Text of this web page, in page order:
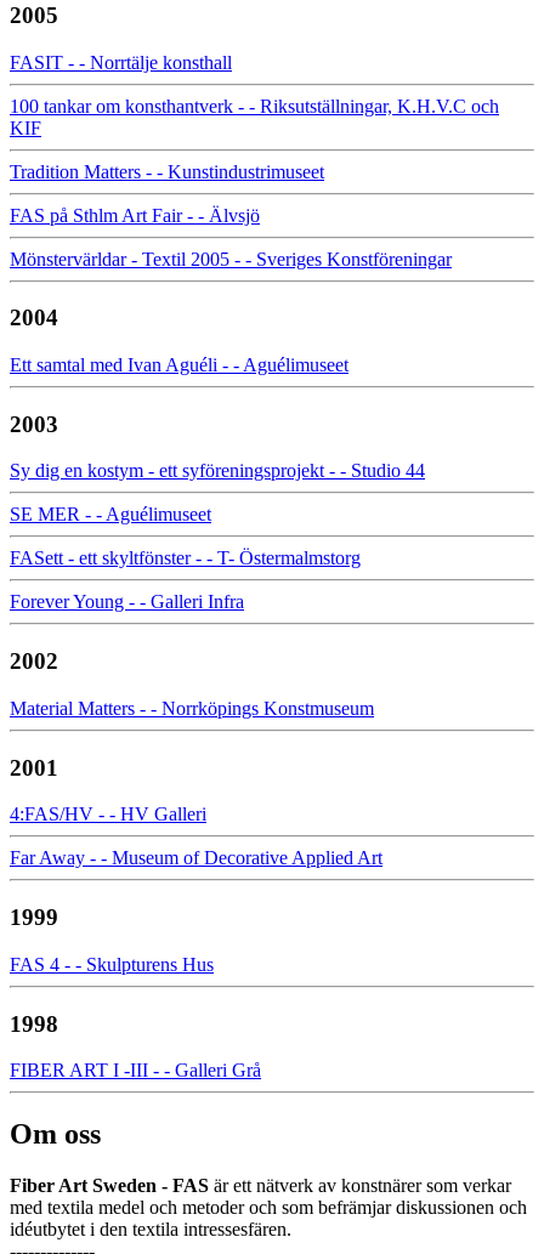
2005
FASIT - - Norrtälje konsthall
100 tankar om konsthantverk - - Riksutställningar, K.H.V.C och
KIF
Tradition Matters - - Kunstindustrimuseet
FAS på Sthlm Art Fair - - Älvsjö
Mönstervärldar - Textil 2005 - - Sveriges Konstföreningar
2004
Ett samtal med Ivan Aguéli - - Aguélimuseet
2003
Sy dig en kostym - ett syföreningsprojekt - - Studio 44
SE MER - - Aguélimuseet
FASett - ett skyltfönster - - T- Östermalmstorg
Forever Young - - Galleri Infra
2002
Material Matters - - Norrköpings Konstmuseum
2001
4:FAS/HV - - HV Galleri
Far Away - - Museum of Decorative Applied Art
1999
FAS 4 - - Skulpturens Hus
1998
FIBER ART I -III - - Galleri Grå
Om oss
Fiber Art Sweden - FAS är ett nätverk av konstnärer som verkar
med textila medel och metoder och som befrämjar diskussionen och
idéutbytet i den textila intressesfären.